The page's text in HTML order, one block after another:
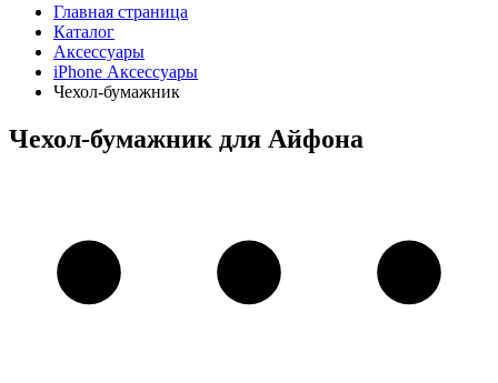
Главная страница
Каталог
Аксессуары
iPhone Аксессуары
Чехол-бумажник
Чехол-бумажник для Айфона